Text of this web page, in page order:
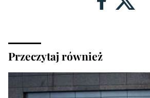
Przeczytaj również